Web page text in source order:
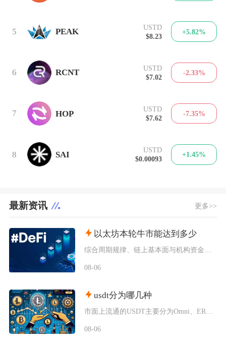
5 PEAK
USTD
$8.23
+5.82%
6 RCNT
USTD
$7.02
-2.33%
7 HOP
USTD
$7.62
-7.35%
8 SAI
USTD
$0.00093
+1.45%
最新资讯 更多>>
以太坊本轮牛市能达到多少
综合周期规律、链上基本面与机构资金预期，以太坊本轮牛市基准冲顶区间在8000至12000美
08-06
usdt分为哪几种
市面上流通的USDT主要分为Omni、ERC20、TRC20、BEP20四类主流版本，同时
08-06